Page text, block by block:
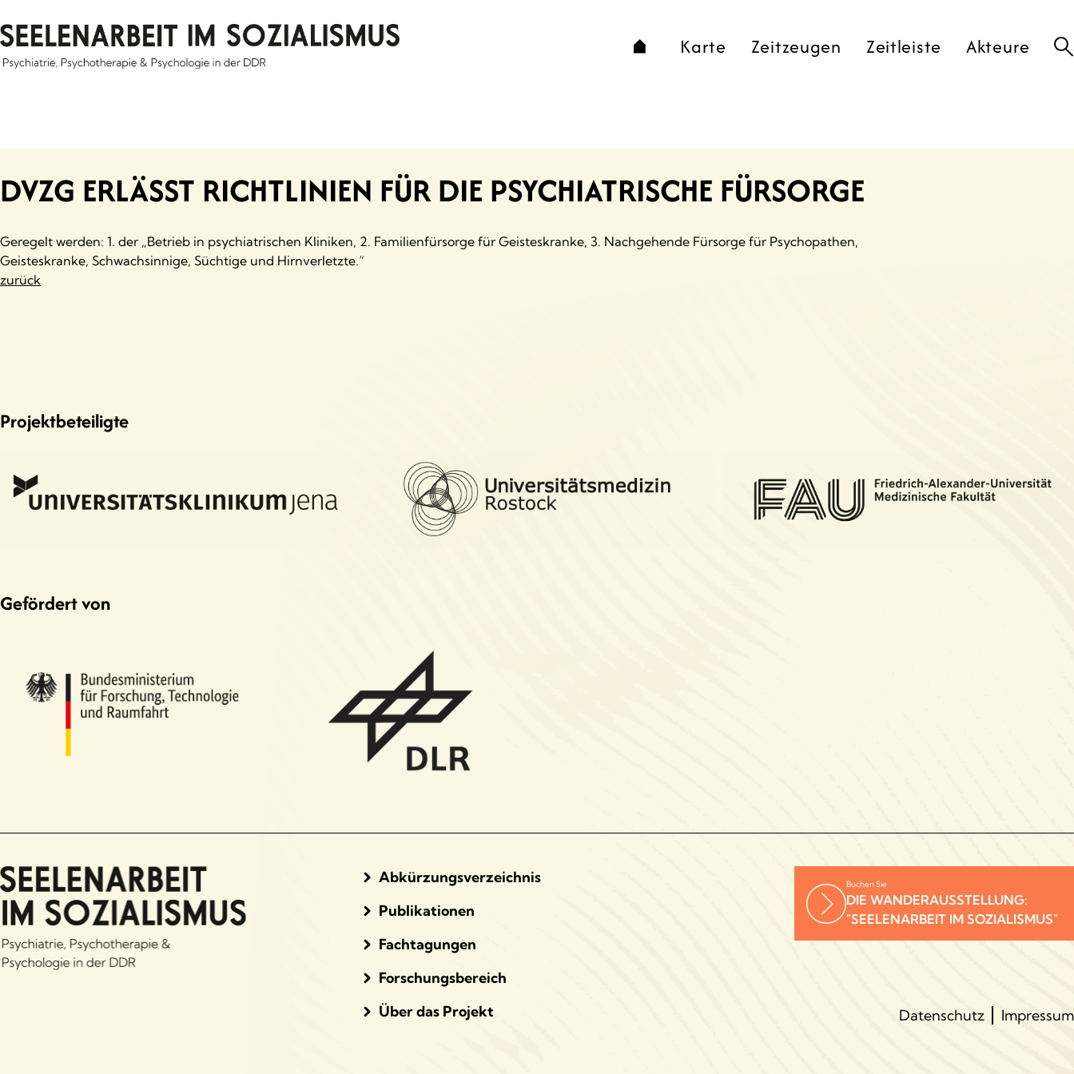
to
content
Karte Zeitzeugen Zeitleiste Akteure
DVZG ERLÄSST RICHTLINIEN FÜR DIE PSYCHIATRISCHE FÜRSORGE
Geregelt werden: 1. der „Betrieb in psychiatrischen Kliniken, 2. Familienfürsorge für Geisteskranke, 3. Nachgehende Fürsorge für Psychopathen,
Geisteskranke, Schwachsinnige, Süchtige und Hirnverletzte.“
zurück
Projektbeteiligte
Gefördert von
Abkürzungsverzeichnis
Publikationen
Fachtagungen
Forschungsbereich
Über das Projekt
Buchen Sie
DIE WANDERAUSSTELLUNG:
"SEELENARBEIT IM SOZIALISMUS"
Datenschutz Impressum